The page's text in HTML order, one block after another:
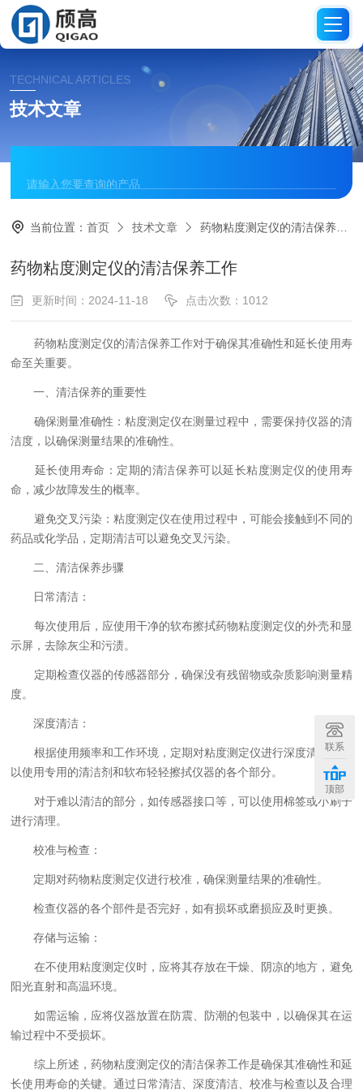
TECHNICAL ARTICLES
技术文章
当前位置：首页 技术文章 药物粘度测定仪的清洁保养工作
药物粘度测定仪的清洁保养工作
更新时间：2024-11-18 点击次数：1012
药物粘度测定仪的清洁保养工作对于确保其准确性和延长使用寿
命至关重要。
一、清洁保养的重要性
确保测量准确性：粘度测定仪在测量过程中，需要保持仪器的清
洁度，以确保测量结果的准确性。
延长使用寿命：定期的清洁保养可以延长粘度测定仪的使用寿
命，减少故障发生的概率。
避免交叉污染：粘度测定仪在使用过程中，可能会接触到不同的
药品或化学品，定期清洁可以避免交叉污染。
二、清洁保养步骤
日常清洁：
每次使用后，应使用干净的软布擦拭药物粘度测定仪的外壳和显
示屏，去除灰尘和污渍。
定期检查仪器的传感器部分，确保没有残留物或杂质影响测量精
度。
深度清洁：
根据使用频率和工作环境，定期对粘度测定仪进行深度清洁。可
以使用专用的清洁剂和软布轻轻擦拭仪器的各个部分。
对于难以清洁的部分，如传感器接口等，可以使用棉签或小刷子
进行清理。
校准与检查：
定期对药物粘度测定仪进行校准，确保测量结果的准确性。
检查仪器的各个部件是否完好，如有损坏或磨损应及时更换。
存储与运输：
在不使用粘度测定仪时，应将其存放在干燥、阴凉的地方，避免
阳光直射和高温环境。
如需运输，应将仪器放置在防震、防潮的包装中，以确保其在运
输过程中不受损坏。
综上所述，药物粘度测定仪的清洁保养工作是确保其准确性和延
长使用寿命的关键。通过日常清洁、深度清洁、校准与检查以及合理
联系
顶部